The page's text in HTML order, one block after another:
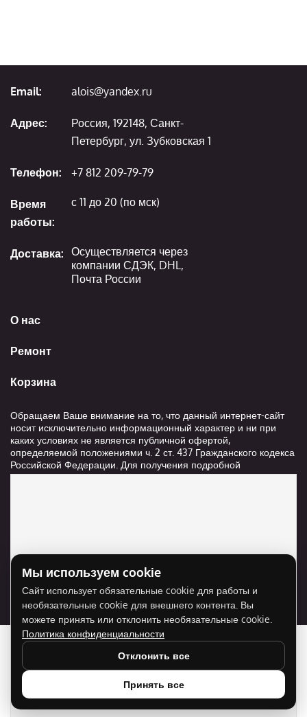
О нас
Ремонт
Корзина
Email: alois@yandex.ru
Адрес:
Россия, 192148, Санкт-
Петербург, ул. Зубковская 1
Телефон: +7 812 209-79-79
Время
работы:
с 11 до 20 (по мск)
Доставка: Осуществляется через
компании СДЭК, DHL,
Почта России
Обращаем Ваше внимание на то, что данный интернет-сайт
носит исключительно информационный характер и ни при
каких условиях не является публичной офертой,
определяемой положениями ч. 2 ст. 437 Гражданского кодекса
Российской Федерации. Для получения подробной
информации о стоимости и сроках выполнения услуг,
Для отображения карты нужно разрешить
использование cookie для внешнего контента.
Разрешить cookie
Мы используем cookie
Сайт использует обязательные cookie для работы и
необязательные cookie для внешнего контента. Вы
можете принять или отклонить необязательные cookie.
Политика конфиденциальности
Отклонить все
Принять все